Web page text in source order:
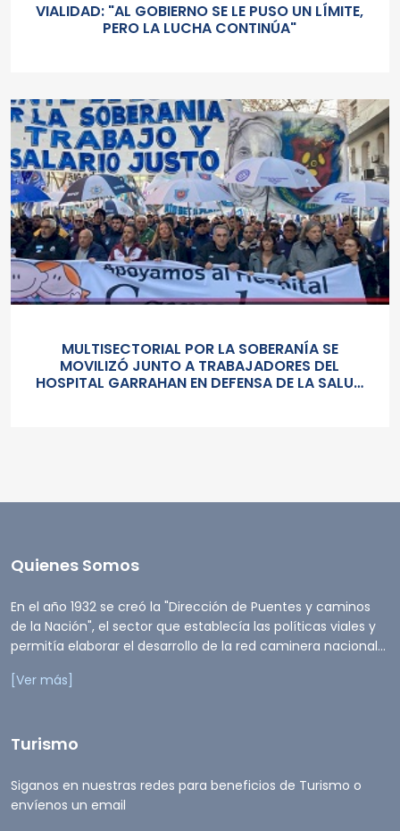
VIALIDAD: "AL GOBIERNO SE LE PUSO UN LÍMITE,
PERO LA LUCHA CONTINÚA"
MULTISECTORIAL POR LA SOBERANÍA SE
MOVILIZÓ JUNTO A TRABAJADORES DEL
HOSPITAL GARRAHAN EN DEFENSA DE LA SALUD
Quienes Somos
En el año 1932 se creó la "Dirección de Puentes y caminos
de la Nación", el sector que establecía las políticas viales y
permitía elaborar el desarrollo de la red caminera nacional...
[Ver más]
Turismo
Siganos en nuestras redes para beneficios de Turismo o
envíenos un email